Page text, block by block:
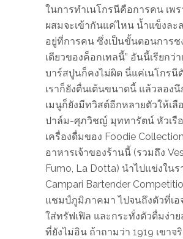
ในการทำเนโกรนีคือการคน เพ
ผสมจะเข้ากันแค่ไหน น้ำแข็งละ
อยู่ที่การคน ซึ่งเป็นขั้นตอนการ
เดียวของค็อกเทลนี้” อันนี้เรียกว่
บาร์สปูนก็คงไม่ผิด นี่แค่เนโกรนี
เราก็ยังตื่นเต้นขนาดนี้ แล้วลอง
เมนูก็ยังมีทวิสต์อีกหลายตัวให้เลื
ปาล์ม-ศุภวิชญ์ มุททารัตน์ หัวเรื
เครื่องดื่มของ Foodie
อาหารเจ้าของร้านนี้ (รวมถึง
Fumo, La Dotta) นำไปแข่งในร
Campari Bartender
แชมป์ภูมิภาคมา ไปจนถึงตัวที่เอ
ใส่ทรัฟเฟิล และกระทั่งตัวดื่มง่า
ที่ยังไม่อิน ถ้าถามว่า 1919 เขาจริ